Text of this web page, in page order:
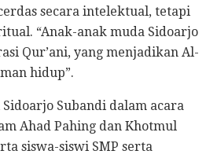
secara intelektual, tetapi
“Anak-anak muda Sidoarjo
Qur’ani, yang menjadikan Al-
hidup”.
Subandi dalam acara
Ahad Pahing dan Khotmul
siswa-siswi SMP serta